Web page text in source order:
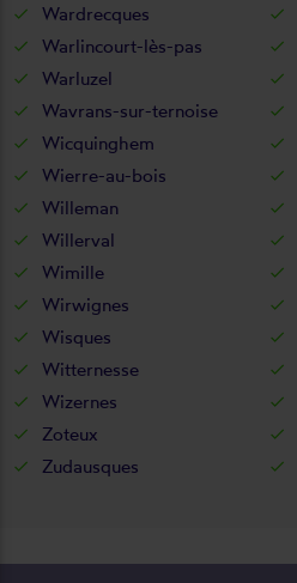
Wardrecques
Warlincourt-lès-pas
Warluzel
Wavrans-sur-ternoise
Wicquinghem
Wierre-au-bois
Willeman
Willerval
Wimille
Wirwignes
Wisques
Witternesse
Wizernes
Zoteux
Zudausques